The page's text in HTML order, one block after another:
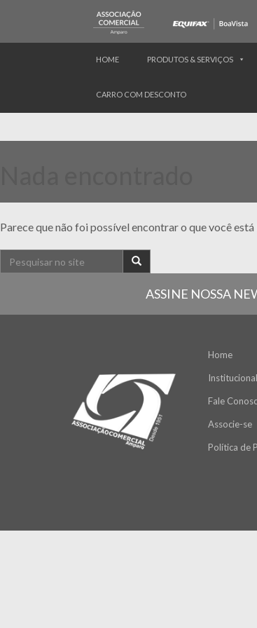
HOME PRODUTOS & SERVIÇOS
CARRO COM DESCONTO
Parece que não foi possível encontrar o que você
ASSINE NOSSA
Home
Institucional
Fale
Associe-se
Política de